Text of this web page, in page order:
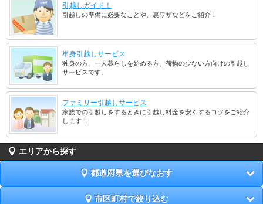
引越しガイド！
引越しの準備に必要なことや、裏ワザなどをご紹介！
単身引越しサービス
独身の方、一人暮らしを始める方、荷物の少ない方向けの引越し
サービスです。
ファミリー引越しサービス
家族での引越しをするときに引越し料金を安くするコツをご紹介
します！
エリアから探す
都道府県を選びなおす
市区町村で絞り込む